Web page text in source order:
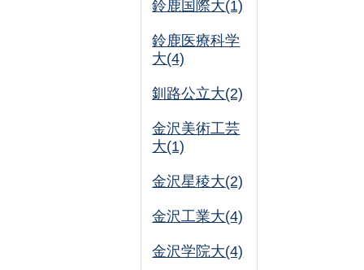
鈴鹿国際大(1)
鈴鹿医療科学
大(4)
釧路公立大(2)
金沢美術工芸
大(1)
金沢星稜大(2)
金沢工業大(4)
金沢学院大(4)